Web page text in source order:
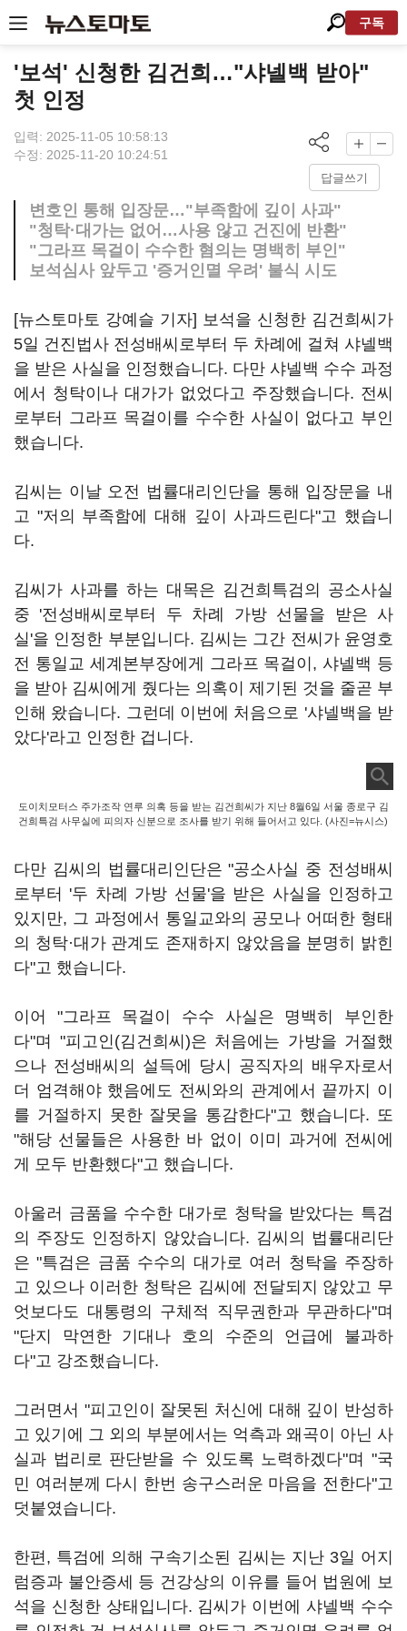
구독
'보석' 신청한 김건희…"샤넬백 받아"
첫 인정
입력: 2025-11-05 10:58:13
수정: 2025-11-20 10:24:51
답글쓰기
변호인 통해 입장문…"부족함에 깊이 사과"
"청탁·대가는 없어…사용 않고 건진에 반환"
"그라프 목걸이 수수한 혐의는 명백히 부인"
보석심사 앞두고 '증거인멸 우려' 불식 시도
[뉴스토마토 강예슬 기자] 보석을 신청한 김건희씨가
5일 건진법사 전성배씨로부터 두 차례에 걸쳐 샤넬백
을 받은 사실을 인정했습니다. 다만 샤넬백 수수 과정
에서 청탁이나 대가가 없었다고 주장했습니다. 전씨
로부터 그라프 목걸이를 수수한 사실이 없다고 부인
했습니다.
김씨는 이날 오전 법률대리인단을 통해 입장문을 내
고 "저의 부족함에 대해 깊이 사과드린다"고 했습니
다.
김씨가 사과를 하는 대목은 김건희특검의 공소사실
중 '전성배씨로부터 두 차례 가방 선물을 받은 사
실'을 인정한 부분입니다. 김씨는 그간 전씨가 윤영호
전 통일교 세계본부장에게 그라프 목걸이, 샤넬백 등
을 받아 김씨에게 줬다는 의혹이 제기된 것을 줄곧 부
인해 왔습니다. 그런데 이번에 처음으로 '샤넬백을 받
았다'라고 인정한 겁니다.
도이치모터스 주가조작 연루 의혹 등을 받는 김건희씨가 지난 8월6일 서울 종로구 김
건희특검 사무실에 피의자 신분으로 조사를 받기 위해 들어서고 있다. (사진=뉴시스)
다만 김씨의 법률대리인단은 "공소사실 중 전성배씨
로부터 '두 차례 가방 선물'을 받은 사실을 인정하고
있지만, 그 과정에서 통일교와의 공모나 어떠한 형태
의 청탁·대가 관계도 존재하지 않았음을 분명히 밝힌
다"고 했습니다.
이어 "그라프 목걸이 수수 사실은 명백히 부인한
다"며 "피고인(김건희씨)은 처음에는 가방을 거절했
으나 전성배씨의 설득에 당시 공직자의 배우자로서
더 엄격해야 했음에도 전씨와의 관계에서 끝까지 이
를 거절하지 못한 잘못을 통감한다"고 했습니다. 또
"해당 선물들은 사용한 바 없이 이미 과거에 전씨에
게 모두 반환했다"고 했습니다.
아울러 금품을 수수한 대가로 청탁을 받았다는 특검
의 주장도 인정하지 않았습니다. 김씨의 법률대리단
은 "특검은 금품 수수의 대가로 여러 청탁을 주장하
고 있으나 이러한 청탁은 김씨에 전달되지 않았고 무
엇보다도 대통령의 구체적 직무권한과 무관하다"며
"단지 막연한 기대나 호의 수준의 언급에 불과하
다"고 강조했습니다.
그러면서 "피고인이 잘못된 처신에 대해 깊이 반성하
고 있기에 그 외의 부분에서는 억측과 왜곡이 아닌 사
실과 법리로 판단받을 수 있도록 노력하겠다"며 "국
민 여러분께 다시 한번 송구스러운 마음을 전한다"고
덧붙였습니다.
한편, 특검에 의해 구속기소된 김씨는 지난 3일 어지
럼증과 불안증세 등 건강상의 이유를 들어 법원에 보
석을 신청한 상태입니다. 김씨가 이번에 샤넬백 수수